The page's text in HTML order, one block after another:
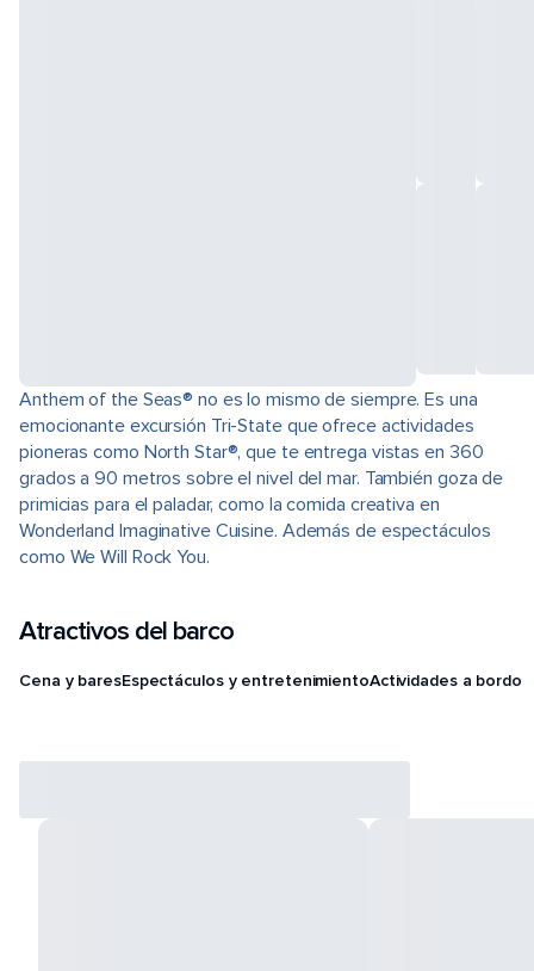
Anthem of the Seas® no es lo mismo de siempre. Es una
emocionante excursión Tri-State que ofrece actividades
pioneras como North Star®, que te entrega vistas en 360
grados a 90 metros sobre el nivel del mar. También goza de
primicias para el paladar, como la comida creativa en
Wonderland Imaginative Cuisine. Además de espectáculos
como We Will Rock You.
Atractivos del barco
Cena y baresEspectáculos y entretenimientoActividades a bordo